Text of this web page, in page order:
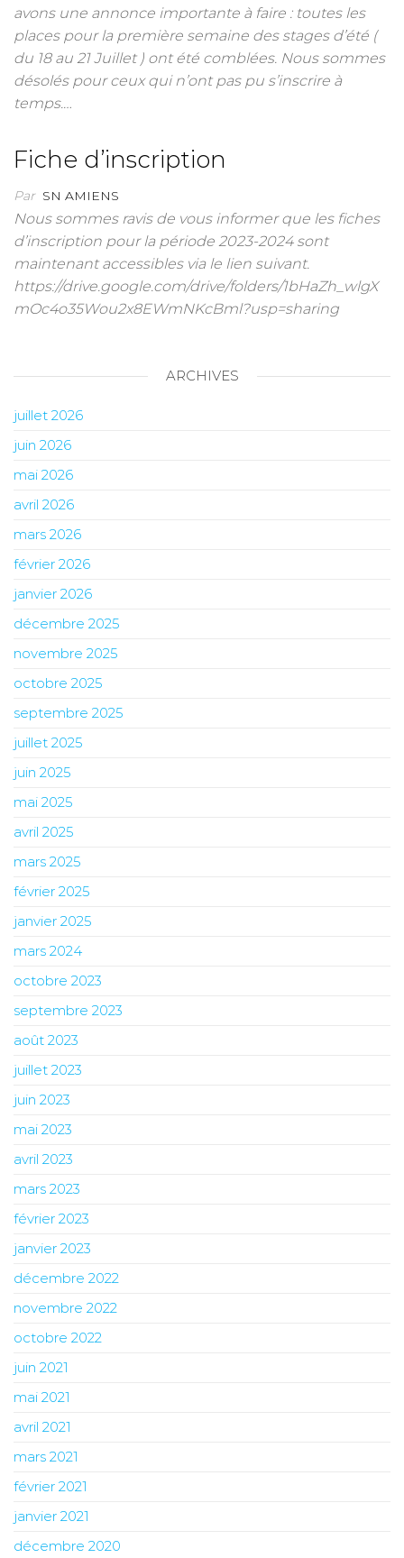
avons une annonce importante à faire : toutes les
places pour la première semaine des stages d’été (
du 18 au 21 Juillet ) ont été comblées. Nous sommes
désolés pour ceux qui n’ont pas pu s’inscrire à
temps.…
Fiche d’inscription
Par SN AMIENS
Nous sommes ravis de vous informer que les fiches
d’inscription pour la période 2023-2024 sont
maintenant accessibles via le lien suivant.
https://drive.google.com/drive/folders/1bHaZh_wlgX
mOc4o35Wou2x8EWmNKcBml?usp=sharing
ARCHIVES
juillet 2026
juin 2026
mai 2026
avril 2026
mars 2026
février 2026
janvier 2026
décembre 2025
novembre 2025
octobre 2025
septembre 2025
juillet 2025
juin 2025
mai 2025
avril 2025
mars 2025
février 2025
janvier 2025
mars 2024
octobre 2023
septembre 2023
août 2023
juillet 2023
juin 2023
mai 2023
avril 2023
mars 2023
février 2023
janvier 2023
décembre 2022
novembre 2022
octobre 2022
juin 2021
mai 2021
avril 2021
mars 2021
février 2021
janvier 2021
décembre 2020